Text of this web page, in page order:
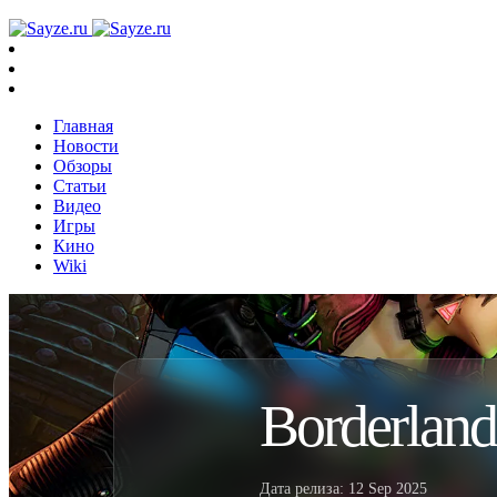
Главная
Новости
Обзоры
Статьи
Видео
Игры
Кино
Wiki
Дата релиза: 12 Sep 2025